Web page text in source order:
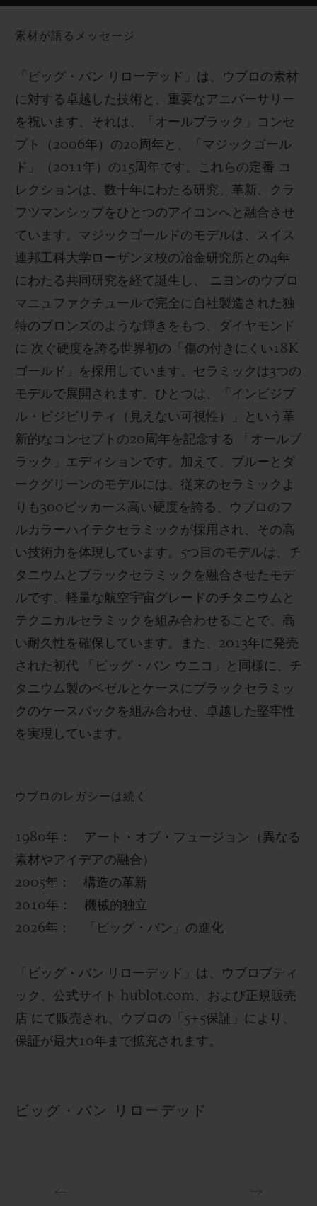
素材が語るメッセージ
「ビッグ・バン リローデッド」は、ウブロの素材
に対する卓越した技術と、重要なアニバーサリー
を祝います。それは、「オールブラック」コンセ
プト（2006年）の20周年と、「マジックゴール
ド」（2011年）の15周年です。これらの定番 コ
レクションは、数十年にわたる研究、革新、クラ
フツマンシップをひとつのアイコンへと融合させ
ています。マジックゴールドのモデルは、スイス
連邦工科大学ローザンヌ校の冶金研究所との4年
にわたる共同研究を経て誕生し、 ニヨンのウブロ
マニュファクチュールで完全に自社製造された独
特のブロンズのような輝きをもつ、ダイヤモンド
に 次ぐ硬度を誇る世界初の「傷の付きにくい18K
ゴールド」を採用しています。セラミックは3つの
モデルで展開されます。ひとつは、「インビジブ
ル・ビジビリティ（見えない可視性）」という革
新的なコンセプトの20周年を記念する 「オールブ
ラック」エディションです。加えて、ブルーとダ
ークグリーンのモデルには、従来のセラミックよ
りも300ビッカース高い硬度を誇る、ウブロのフ
ルカラーハイテクセラミックが採用され、その高
い技術力を体現しています。5つ目のモデルは、チ
タニウムとブラックセラミックを融合させたモデ
ルです。軽量な航空宇宙グレードのチタニウムと
テクニカルセラミックを組み合わせることで、高
い耐久性を確保しています。また、2013年に発売
された初代 「ビッグ・バン ウニコ」と同様に、チ
タニウム製のベゼルとケースにブラックセラミッ
クのケースバックを組み合わせ、卓越した堅牢性
を実現しています。
ウブロのレガシーは続く
1980年： アート・オブ・フュージョン（異なる
素材やアイデアの融合）
2005年： 構造の革新
2010年： 機械的独立
2026年： 「ビッグ・バン」の進化
ビッグ・バン リローデッド
」は、ウブロブティ
ック、公式サイト hublot.com、および正規販売
店 にて販売され、ウブロの「5+5保証」により、
保証が最大10年まで拡充されます。
ビッグ・バン リローデッド